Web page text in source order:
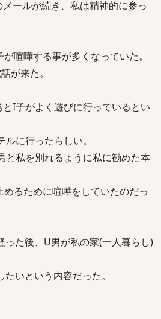
ールが続き、私は精神的に参っ
喧嘩する事が多くなっていた。
が来た。
I子がよく遊びに行っているとい
に行ったらしい。
と私を別れるように私に勧めた本
るために喧嘩をしていたのだっ
った後、U男が私の家(一人暮らし)
いという内容だった。